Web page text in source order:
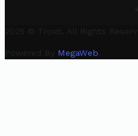
2025 © Trovit. All Rights
Powered By MegaWeb